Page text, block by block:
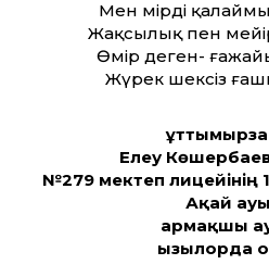
Мен өмірді
Жақсылық пен
Өмір деген-
Жүрек шексіз
Елеу
№279 мектеп
Ақай
Қармақшы
Қызылорда